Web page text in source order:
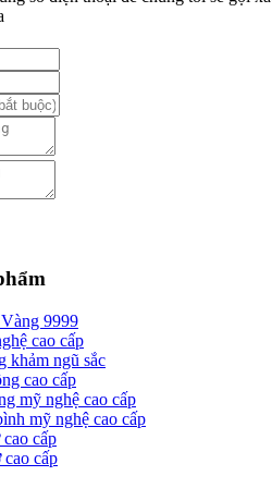
9999
cao cấp
khảm ngũ sắc
cao cấp
mỹ nghệ cao cấp
mỹ nghệ cao cấp
cấp
cấp